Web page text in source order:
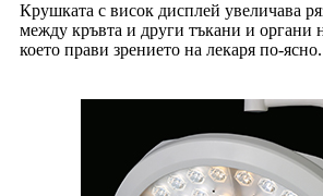
Крушката с висок дисплей увеличава
между кръвта и други тъкани и органи
което прави зрението на лекаря по-ясно.